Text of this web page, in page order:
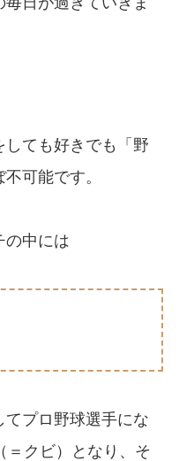
ても好きでも「野
可能です。
の中には
プロ野球選手にな
＝クビ）となり、そ